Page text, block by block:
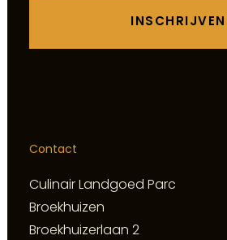
Contact
Culinair Landgoed Parc
Broekhuizen
Broekhuizerlaan 2